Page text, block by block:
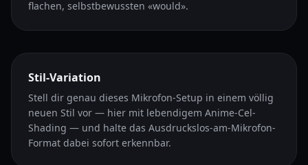
flachen, selbstbewussten «would».
Stil-Variation
Stell dir genau dieses Mikrofon-Setup in einem völlig
neuen Stil vor — hier mit lebendigem Anime-Cel-
Shading — und halte das Ausdruckslos-am-Mikrofon-
Format dabei sofort erkennbar.